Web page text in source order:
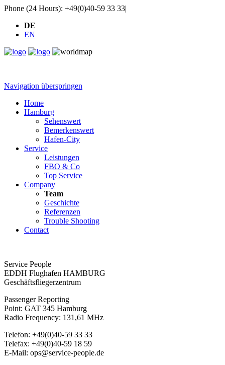
Phone (24 Hours): +49(0)40-59 33 33|
DE
EN
Navigation überspringen
Home
Hamburg
Sehenswert
Bemerkenswert
Hafen-City
Service
Leistungen
FBO & Co
Top Service
Company
Team
Geschichte
Referenzen
Trouble Shooting
Contact
Service People
EDDH Flughafen HAMBURG
Geschäftsfliegerzentrum
Passenger Reporting
Point: GAT 345 Hamburg
Radio Frequency: 131,61 MHz
Telefon: +49(0)40-59 33 33
Telefax: +49(0)40-59 18 59
E-Mail: ops@service-people.de